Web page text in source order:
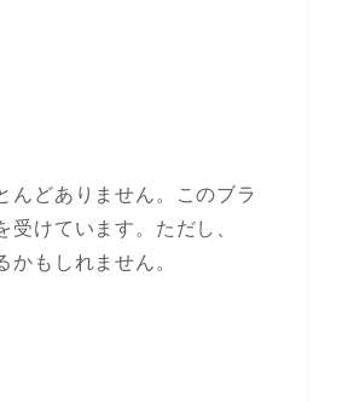
んどありません。このブラ
けています。ただし、
もしれません。